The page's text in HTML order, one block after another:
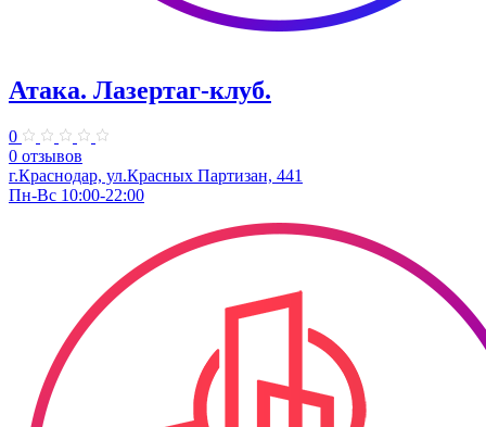
Атака. ​Лазертаг-клуб.
0
0 отзывов
г.Краснодар, ул.Красных Партизан, 441
Пн-Вс 10:00-22:00